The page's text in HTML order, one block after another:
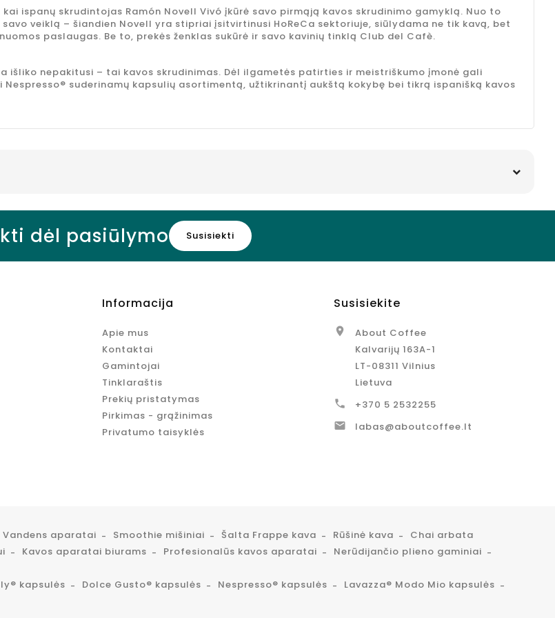
Bazinė
kaina
8,99 € Kaina
kaina
−40%
8,99 €Kaina
ODK Hibiscus
Syrup
ispanų skrudintojas Ramón Novell Vivó įkūrė savo pirmąją kavos skrudinimo gamyklą. Nuo to
veiklą – šiandien Novell yra stipriai įsitvirtinusi HoReCa sektoriuje, siūlydama ne tik kavą, bet
paslaugas. Be to, prekės ženklas sukūrė ir savo kavinių tinklą Club del Cafè.
išliko nepakitusi – tai kavos skrudinimas. Dėl ilgametės patirties ir meistriškumo įmonė gali
suderinamų kapsulių asortimentą, užtikrinantį aukštą kokybę bei tikrą ispanišką kavos
dėl pasiūlymo Susisiekti
Informacija
Apie mus
Kontaktai
Gamintojai
Tinklaraštis
Prekių pristatymas
Pirkimas - grąžinimas
Privatumo taisyklės
Susisiekite

About Coffee
Kalvarijų 163A-1
LT-08311 Vilnius
Lietuva
 +370 5 2532255
 labas@aboutcoffee.lt
Vandens aparatai Smoothie mišiniai Šalta Frappe kava Rūšinė kava
Chai arbata
Kavos aparatai biurams Profesionalūs kavos aparatai
Nerūdijančio plieno gaminiai
kapsulės Dolce Gusto® kapsulės Nespresso® kapsulės
Lavazza® Modo Mio kapsulės